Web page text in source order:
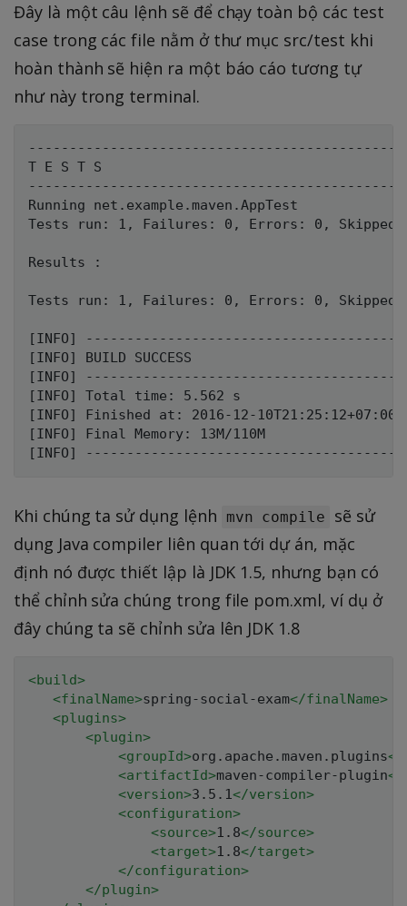
Đây là một câu lệnh sẽ để chạy toàn bộ các test
case trong các file nằm ở thư mục src/test khi
hoàn thành sẽ hiện ra một báo cáo tương tự
như này trong terminal.
T E S T S
Running net.example.maven.AppTest
Tests run: 1, Failures: 0, Errors: 0, Skipped:
Results :
Tests run: 1, Failures: 0, Errors: 0,
[INFO]
[INFO] BUILD SUCCESS
[INFO]
[INFO] Total time: 5.562 s
[INFO] Finished at: 2016-12-10T21:25:12+07:00
[INFO] Final Memory: 13M/110M
Khi chúng ta sử dụng lệnh mvn compile
sẽ sử
dụng Java compiler liên quan tới dự án, mặc
định nó được thiết lập là JDK 1.5, nhưng bạn có
thể chỉnh sửa chúng trong file pom.xml, ví dụ ở
đây chúng ta sẽ chỉnh sửa lên JDK 1.8
<build>
<finalName>spring-social-exam</finalName>
<plugins>
<plugin>
<groupId>org.apache.maven.plugins</
<artifactId>maven-compiler-plugin</
<version>3.5.1</version>
<configuration>
<source>1.8</source>
<target>1.8</target>
</configuration>
</plugin>